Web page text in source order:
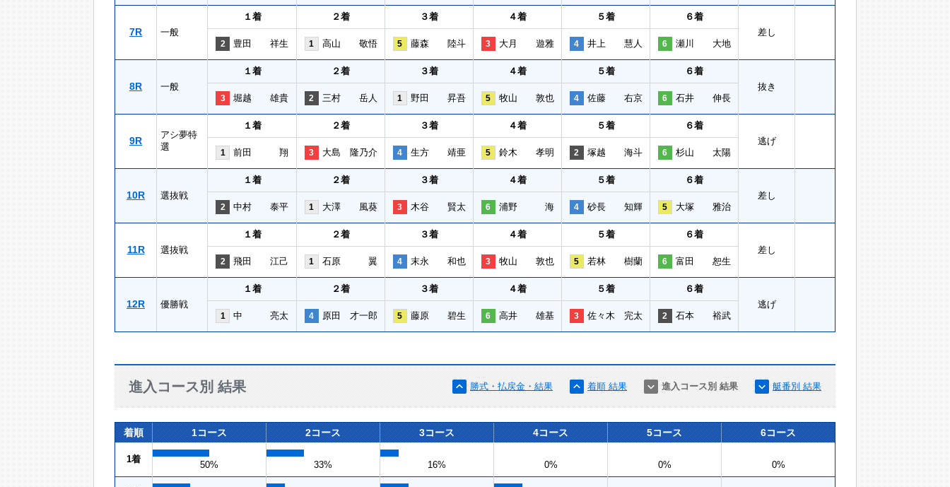
7R 一般
１着 ２着 ３着 ４着 ５着
６着
差し
2 豊田 祥生 1 高山 敬悟 5 藤森 陸斗 3 大月 遊雅 4 井上 慧人 6 瀬川 大地
8R 一般
１着 ２着 ３着 ４着 ５着
６着
抜き
3 堀越 雄貴 2 三村 岳人 1 野田 昇吾 5 牧山 敦也 4 佐藤 右京 6 石井 伸長
9R
アシ夢特
選
１着 ２着 ３着 ４着 ５着
６着
逃げ
1 前田 翔 3 大島 隆乃介 4 生方 靖亜 5 鈴木 孝明 2 塚越 海斗 6 杉山 太陽
10R 選抜戦
１着 ２着 ３着 ４着 ５着
６着
差し
2 中村 泰平 1 大澤 風葵 3 木谷 賢太 6 浦野 海 4 砂長 知輝 5 大塚 雅治
11R 選抜戦
１着 ２着 ３着 ４着 ５着
６着
差し
2 飛田 江己 1 石原 翼 4 末永 和也 3 牧山 敦也 5 若林 樹蘭 6 富田 恕生
12R 優勝戦
１着 ２着 ３着 ４着 ５着
６着
逃げ
1 中 亮太 4 原田 才一郎 5 藤原 碧生 6 高井 雄基 3 佐々木 完太 2 石本 裕武
進入コース別 結果 勝式・払戻金・結果 着順 結果 進入コース別 結果 艇番別 結果
着順 1コース 2コース 3コース 4コース 5コース 6コース
1着
50% 33% 16% 0% 0% 0%